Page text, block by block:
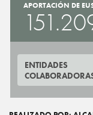
APORTACIÓN DE
ENTIDADES